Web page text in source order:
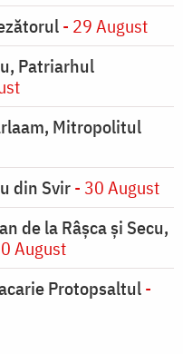
- 29 August
Patriarhul
Mitropolitul
din Svir- 30 August
de la Râşca şi Secu,
August
Protopsaltul-